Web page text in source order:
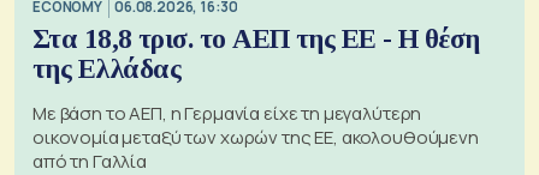
ECONOMY 06.08.2026, 16:30
Στα 18,8 τρισ. το ΑΕΠ της ΕΕ - Η θέση
της Ελλάδας
Με βάση το ΑΕΠ, η Γερμανία είχε τη μεγαλύτερη
οικονομία μεταξύ των χωρών της ΕΕ, ακολουθούμενη
από τη Γαλλία